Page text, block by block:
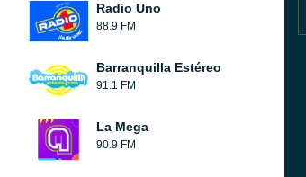
Radio Uno
88.9 FM
Barranquilla Estéreo
91.1 FM
La Mega
90.9 FM